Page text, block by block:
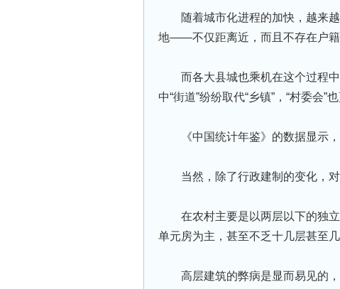
随着城市化进程的加快，越来
地——不仅距离近，而且不存在户籍
而各大县城也乘机在这个过程
中“街道”纷纷取代“乡镇”，“村委会”
《中国统计年鉴》的数据显示
当然，除了行政建制的变化，
在农村主要是以两层以下的独
单元房为主，甚至不乏十几层甚至
高层建筑的弊病是显而易⻅的